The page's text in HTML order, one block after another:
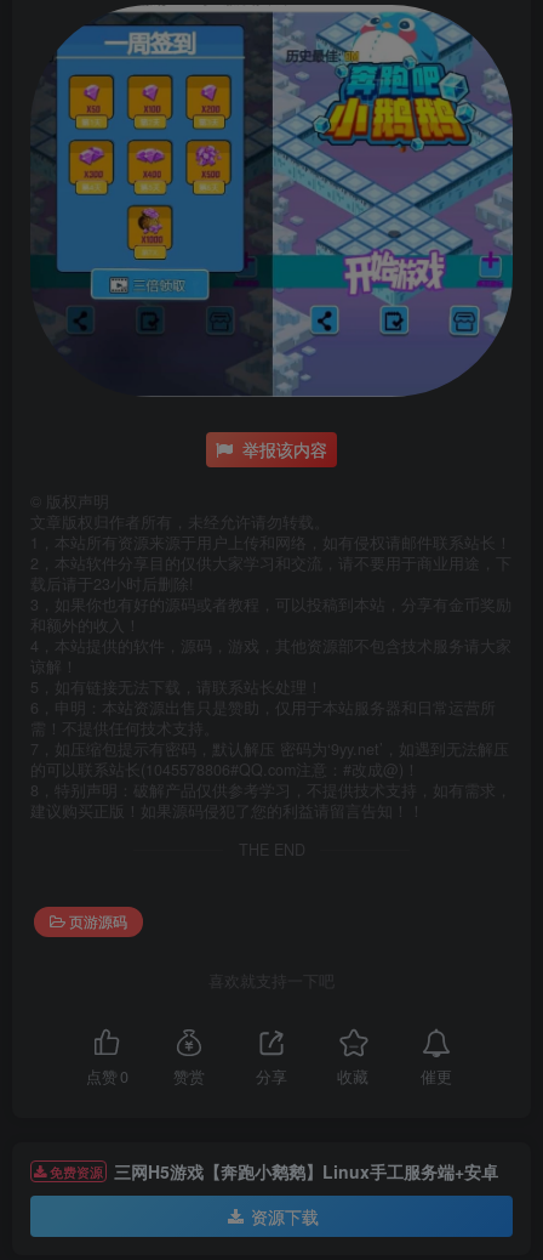
举报该内容
版权声明
文章版权归作者所有，未经允许请勿转载。
1，本站所有资源来源于用户上传和网络，如有侵权请邮件联系站长！
2，本站软件分享目的仅供大家学习和交流，请不要用于商业用途，下
载后请于23小时后删除!
3，如果你也有好的源码或者教程，可以投稿到本站，分享有金币奖励
和额外的收入！
4，本站提供的软件，源码，游戏，其他资源部不包含技术服务请大家
谅解！
5，如有链接无法下载，请联系站长处理！
6，申明：本站资源出售只是赞助，仅用于本站服务器和日常运营所
需！不提供任何技术支持。
7，如压缩包提示有密码，默认解压 密码为‘9yy.net’，如遇到无法解压
的可以联系站长(1045578806#QQ.com注意：#改成@)！
8，特别声明：破解产品仅供参考学习，不提供技术支持，如有需求，
建议购买正版！如果源码侵犯了您的利益请留言告知！！
THE END
页游源码
喜欢就支持一下吧
点赞 0 赞赏 分享 收藏 催更
免费资源 三网H5游戏【奔跑小鹅鹅】Linux手工服务端+安卓
资源下载